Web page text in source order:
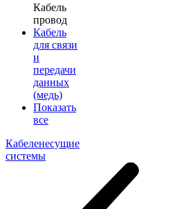
Кабель
провод
Кабель
для связи
и
передачи
данных
(медь)
Показать
все
Кабеленесущие
системы